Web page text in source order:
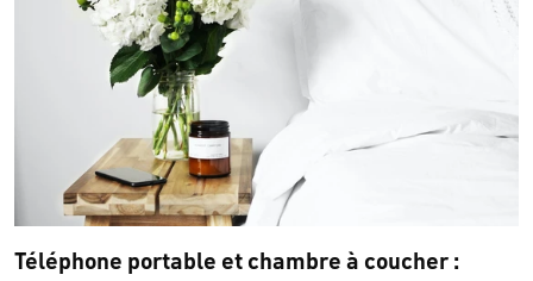
Téléphone portable et chambre à coucher :